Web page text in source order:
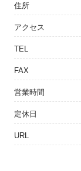
住所
アクセス
TEL
FAX
営業時間
定休日
URL